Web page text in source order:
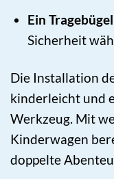
Ein
Sicherheit
Die Installation
kinderleicht und
Werkzeug. Mit
Kinderwagen
doppelte